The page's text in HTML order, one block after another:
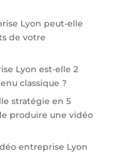
Lyon peut-elle
de votre
Lyon est-elle 2
classique ?
stratégie en 5
produire une vidéo
entreprise Lyon